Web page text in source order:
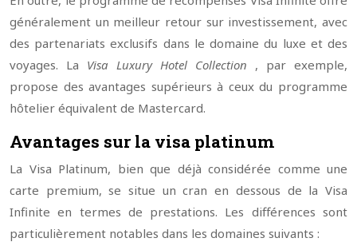
généralement un meilleur retour sur investissement, avec
des partenariats exclusifs dans le domaine du luxe et des
voyages. La Visa Luxury Hotel Collection , par exemple,
propose des avantages supérieurs à ceux du programme
hôtelier équivalent de Mastercard.
Avantages sur la visa platinum
La Visa Platinum, bien que déjà considérée comme une
carte premium, se situe un cran en dessous de la Visa
Infinite en termes de prestations. Les différences sont
particulièrement notables dans les domaines suivants :